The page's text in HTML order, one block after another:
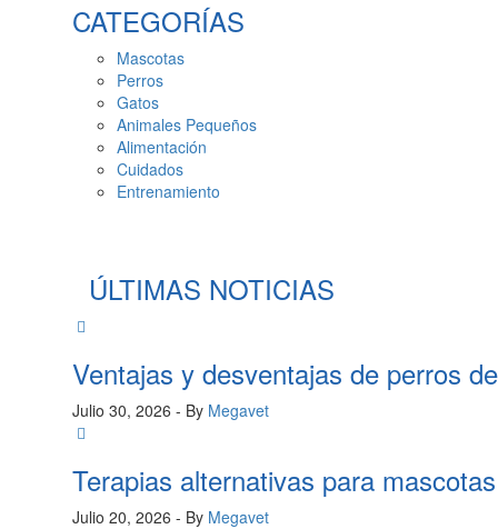
CATEGORÍAS
Mascotas
Perros
Gatos
Animales Pequeños
Alimentación
Cuidados
Entrenamiento
ÚLTIMAS NOTICIAS
Ventajas y desventajas de perros
Julio 30, 2026 - By Megavet
Terapias alternativas para
Julio 20, 2026 - By Megavet